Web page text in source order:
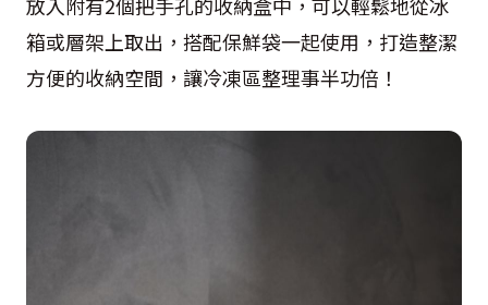
箱或層架上取出，搭配保鮮袋一起使用，打造整潔
方便的收納空間，讓冷凍區整理事半功倍！